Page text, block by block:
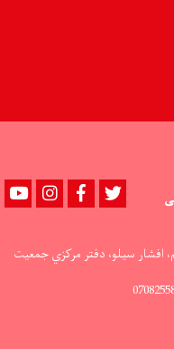
YoutubeinstagramFacebook
افشار سيلو، دفتر مرکزي جمعيت